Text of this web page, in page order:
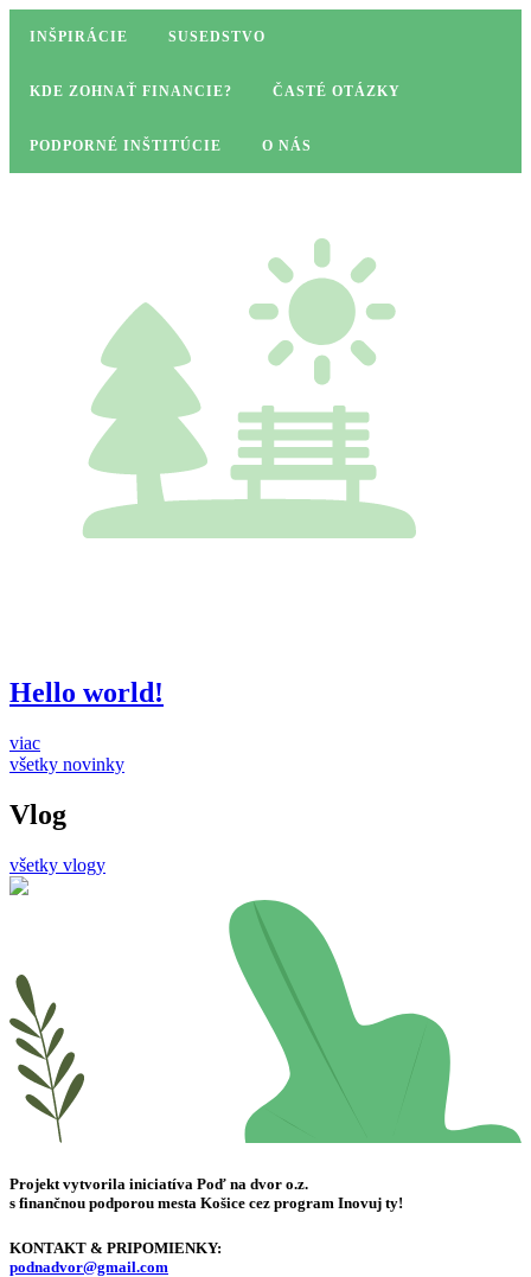
INŠPIRÁCIE SUSEDSTVO
KDE ZOHNAŤ FINANCIE? ČASTÉ OTÁZKY
PODPORNÉ INŠTITÚCIE O NÁS
Hello world!
viac
všetky novinky
Vlog
všetky vlogy
Projekt vytvorila iniciatíva Poď na dvor o.z.
s finančnou podporou mesta Košice cez program Inovuj ty!
KONTAKT & PRIPOMIENKY:
podnadvor@gmail.com